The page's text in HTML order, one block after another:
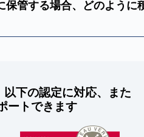
保管する場合、どのように
下の認定に対応、また
ートできます